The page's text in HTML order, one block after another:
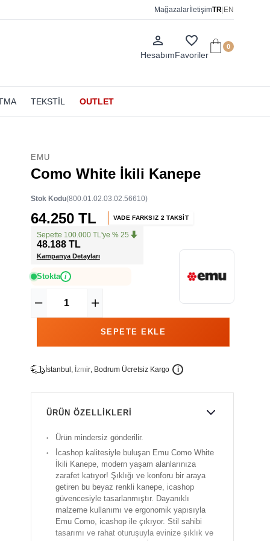
Mağazalar İletişimTR EN
person_outline
Hesabım
favorite_border
Favoriler
0
TEKSTİL OUTLET
EMU
Como White İkili Kanepe
(800.01.02.03.02.56610)
Stok Kodu
64.250 TL VADE FARKSIZ 2 TAKSİT
Sepette 100.000 TL'ye % 25
48.188 TL
Kampanya Detayları
Stokta i
İstanbu , İzmir, Bodrum Ücretsiz Kargo i
ÜRÜN ÖZELLIKLERI
Ürün mindersiz gönderilir.
İcashop kalitesiyle buluşan Emu Como White
İkili Kanepe, modern yaşam alanlarınıza
zarafet katıyor! Şıklığı ve konforu bir araya
getiren bu beyaz renkli kanepe, icashop
güvencesiyle tasarlanmıştır. Dayanıklı
malzeme kullanımı ve ergonomik yapısıyla
Emu Como, icashop ile çıkıyor. Stil sahibi
tasarımı ve rahat oturuşuyla evinize şıklık ve